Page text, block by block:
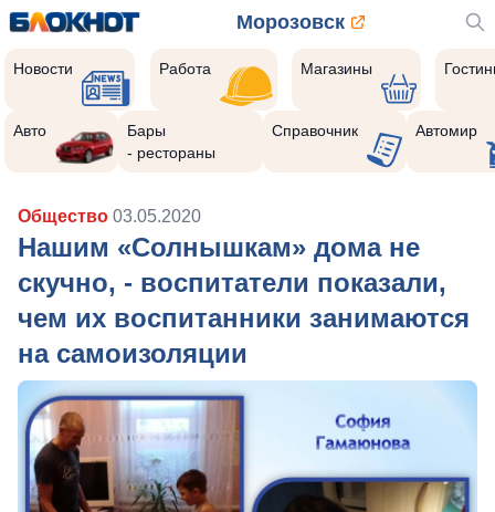
Морозовск
Новости Работа Магазины
Авто
Бары
- рестораны
Справочник Автомир
Общество 03.05.2020
Нашим «Солнышкам» дома не
скучно, - воспитатели показали,
чем их воспитанники занимаются
на самоизоляции